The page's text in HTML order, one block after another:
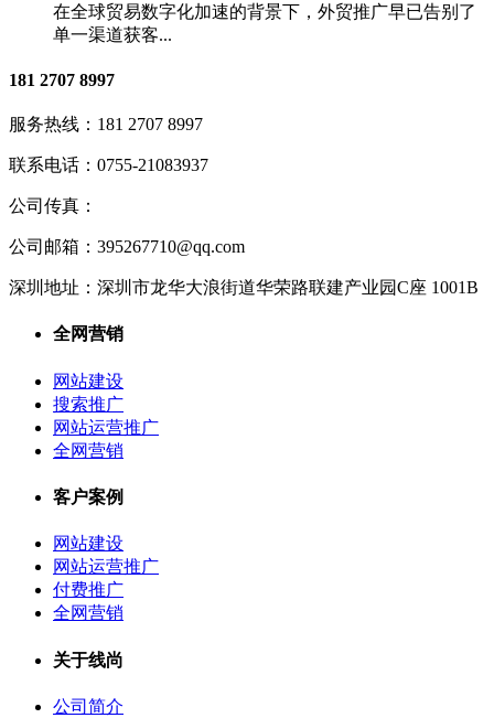
在全球贸易数字化加速的背景下，外贸推广早已告别了
单一渠道获客...
181 2707 8997
服务热线： 181 2707 8997
联系电话： 0755-21083937
公司传真：
公司邮箱： 395267710@qq.com
深圳地址： 深圳市龙华大浪街道华荣路联建产业园C座 1001B
全网营销
网站建设
搜索推广
网站运营推广
全网营销
客户案例
网站建设
网站运营推广
付费推广
全网营销
关于线尚
公司简介